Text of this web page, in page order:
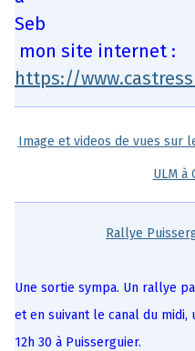
Seb
mon site internet :
https://
Image et videos de vues sur
ULM à
Rallye
Une sortie sympa. Un rallye
et en suivant le canal du
12h 30 à Puisserguier.